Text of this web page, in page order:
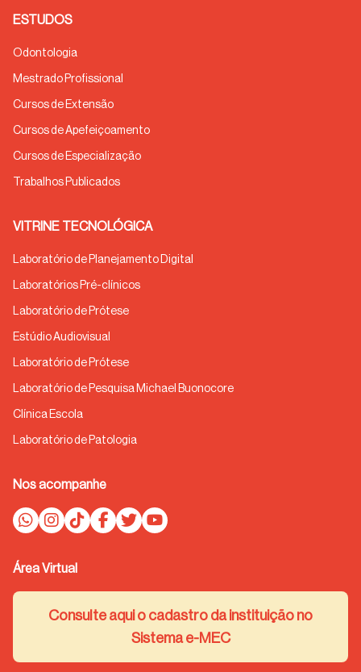
ESTUDOS
Odontologia
Mestrado Profissional
Cursos de Extensão
Cursos de Apefeiçoamento
Cursos de Especialização
Trabalhos Publicados
VITRINE TECNOLÓGICA
Laboratório de Planejamento Digital
Laboratórios Pré-clínicos
Laboratório de Prótese
Estúdio Audiovisual
Laboratório de Prótese
Laboratório de Pesquisa Michael Buonocore
Clínica Escola
Laboratório de Patologia
Nos acompanhe
Área Virtual
Consulte aqui o cadastro da instituição no
Sistema e-MEC